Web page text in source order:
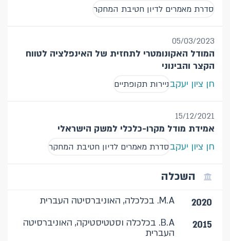
סדרת מאמרים לדיון חטיבת המחקר
05/03/2023
המודל האקונומטרי לתחזית של האינפלציה לטווח
הקצר והבינוני
חן ציון יעקבניירות תקופתיים
15/12/2021
אמידת מודל מקרו-כלכלי למשק הישראלי
חן ציון יעקבסדרת מאמרים לדיון חטיבת המחקר
השכלה
2020 M.A. בכלכלה, האוניברסיטה העברית
2015
B.A. בכלכלה וסטטיסטיקה, האוניברסיטה
העברית